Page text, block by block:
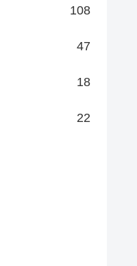
108
47
18
22